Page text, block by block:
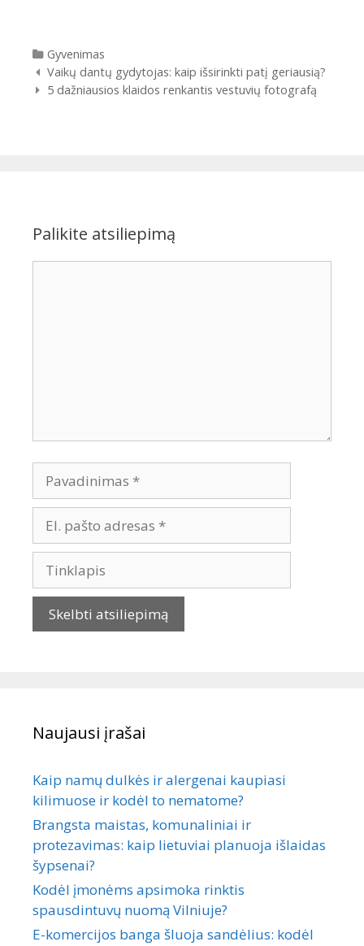
Kategorijos
Gyvenimas
Įrašų
navigacija
Vaikų dantų gydytojas: kaip išsirinkti patį geriausią?
5 dažniausios klaidos renkantis vestuvių fotografą
Palikite atsiliepimą
Naujausi įrašai
Kaip namų dulkės ir alergenai kaupiasi
kilimuose ir kodėl to nematome?
Brangsta maistas, komunaliniai ir
protezavimas: kaip lietuviai planuoja išlaidas
šypsenai?
Kodėl įmonėms apsimoka rinktis
spausdintuvų nuomą Vilniuje?
E-komercijos banga šluoja sandėlius: kodėl